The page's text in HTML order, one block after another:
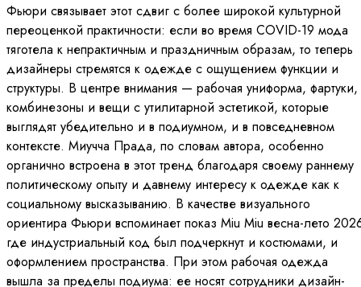
Фьюри связывает этот сдвиг с более широкой культурной
переоценкой практичности: если во время COVID-19 мода
тяготела к непрактичным и праздничным образам, то теперь
дизайнеры стремятся к одежде с ощущением функции и
структуры. В центре внимания — рабочая униформа, фартуки,
комбинезоны и вещи с утилитарной эстетикой, которые
выглядят убедительно и в подиумном, и в повседневном
контексте. Миучча Прада, по словам автора, особенно
органично встроена в этот тренд благодаря своему раннему
политическому опыту и давнему интересу к одежде как к
социальному высказыванию. В качестве визуального
ориентира Фьюри вспоминает показ Miu Miu весна-лето
где индустриальный код был подчеркнут и костюмами, и
оформлением пространства. При этом рабочая одежда
вышла за пределы подиума: ее носят сотрудники дизайн-